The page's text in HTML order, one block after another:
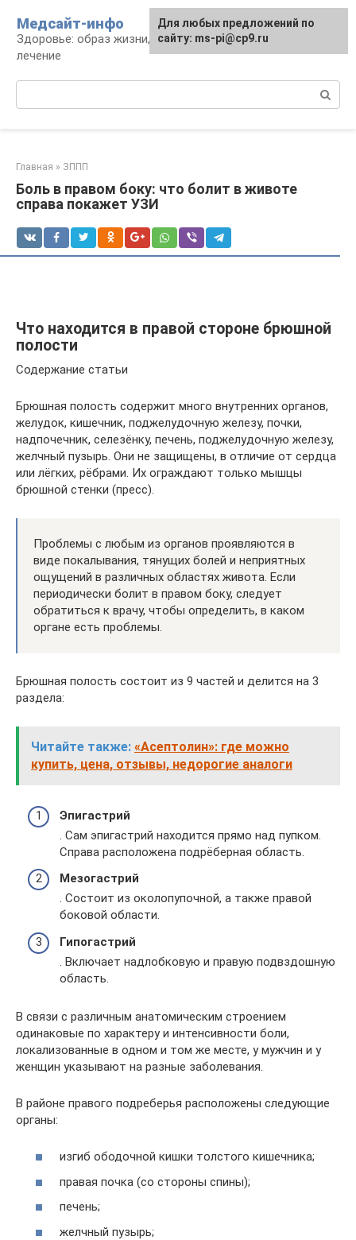
контенту
Медсайт-инфо
Здоровье: образ жизни, профилактика и
лечение
Главная » ЗППП
Боль в правом боку: что болит в животе
справа покажет УЗИ
Что находится в правой стороне брюшной
полости
Содержание статьи
Брюшная полость содержит много внутренних органов,
желудок, кишечник, поджелудочную железу, почки,
надпочечник, селезёнку, печень, поджелудочную железу,
желчный пузырь. Они не защищены, в отличие от сердца
или лёгких, рёбрами. Их ограждают только мышцы
брюшной стенки (пресс).
Проблемы с любым из органов проявляются в
виде покалывания, тянущих болей и неприятных
ощущений в различных областях живота. Если
периодически болит в правом боку, следует
обратиться к врачу, чтобы определить, в каком
органе есть проблемы.
Брюшная полость состоит из 9 частей и делится на 3
раздела:
Читайте также: «Асептолин»: где можно
купить, цена, отзывы, недорогие аналоги
Эпигастрий
. Сам эпигастрий находится прямо над пупком.
Справа расположена подрёберная область.
Мезогастрий
. Состоит из околопупочной, а также правой
боковой области.
Гипогастрий
. Включает надлобковую и правую подвздошную
область.
В связи с различным анатомическим строением
одинаковые по характеру и интенсивности боли,
локализованные в одном и том же месте, у мужчин и у
женщин указывают на разные заболевания.
В районе правого подреберья расположены следующие
органы:
изгиб ободочной кишки толстого кишечника;
правая почка (со стороны спины);
печень;
желчный пузырь;
Для любых предложений по
сайту: ms-pi@cp9.ru